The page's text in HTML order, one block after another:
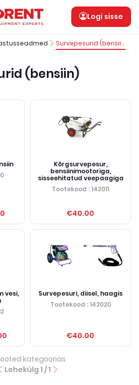
Logi sisse
Survepesurid (bensiin)
(bensiin)
Kõrgsurvepesur,
bensiinimootoriga,
sisseehitatud veepaagiga
Tootekood : 142011
€40.00
vesi,
Survepesuri, diisel, haagis
Tootekood : 142020
€40.00
kategoorias
Lehekülg 1 /1